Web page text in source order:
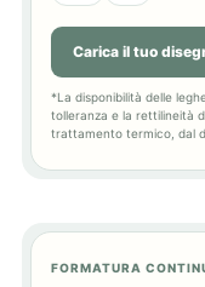
Carica il tuo
*La disponibilità delle
tolleranza e la rettilineità
trattamento termico, dal
FORMATURA